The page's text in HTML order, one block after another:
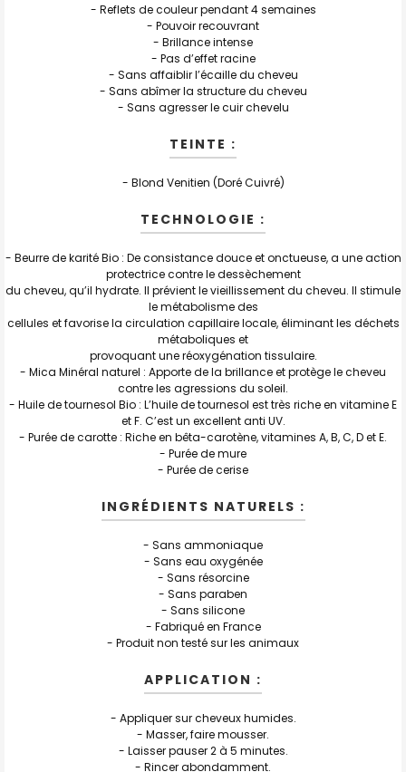
- Reflets de couleur pendant 4 semaines
- Pouvoir recouvrant
- Brillance intense
- Pas d’effet racine
- Sans affaiblir l’écaille du cheveu
- Sans abîmer la structure du cheveu
- Sans agresser le cuir chevelu
TEINTE :
- Blond Venitien (Doré Cuivré)
TECHNOLOGIE :
- Beurre de karité Bio : De consistance douce et onctueuse, a une action
protectrice contre le dessèchement
du cheveu, qu’il hydrate. Il prévient le vieillissement du cheveu. Il stimule
le métabolisme des
cellules et favorise la circulation capillaire locale, éliminant les déchets
métaboliques et
provoquant une réoxygénation tissulaire.
- Mica Minéral naturel : Apporte de la brillance et protège le cheveu
contre les agressions du soleil.
- Huile de tournesol Bio : L’huile de tournesol est très riche en vitamine E
et F. C’est un excellent anti UV.
- Purée de carotte : Riche en bêta-carotène, vitamines A, B, C, D et E.
- Purée de mure
- Purée de cerise
INGRÉDIENTS NATURELS :
- Sans ammoniaque
- Sans eau oxygénée
- Sans résorcine
- Sans paraben
- Sans silicone
- Fabriqué en France
- Produit non testé sur les animaux
APPLICATION :
- Appliquer sur cheveux humides.
- Masser, faire mousser.
- Laisser pauser 2 à 5 minutes.
- Rincer abondamment.